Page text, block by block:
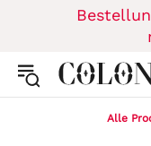
Alle